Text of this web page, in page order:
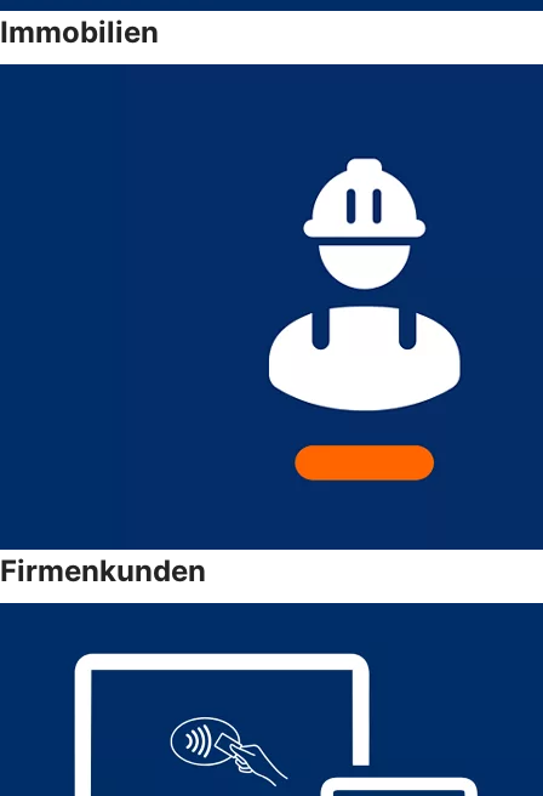
Immobilien
Firmenkunden